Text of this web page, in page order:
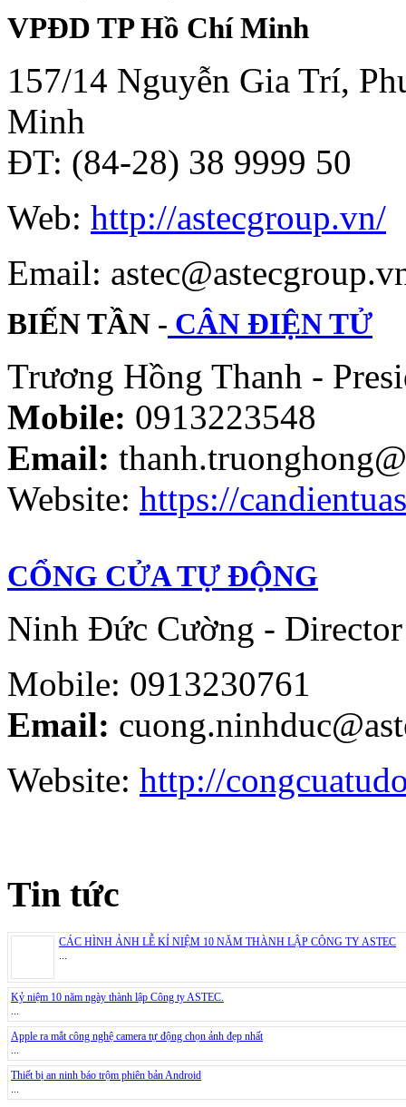
VPĐD TP Hồ Chí Minh
157/14 Nguyễn Gia Trí,
Minh
ĐT: (84-28) 38 9999 50
Web: http://astecgroup.vn/
Email:
BIẾN TẦN - CÂN ĐIỆN TỬ
Trương Hồng Thanh -
Mobile: 0913223548
Email:
Website: https://
CỔNG CỬA TỰ ĐỘNG
Ninh Đức Cường - Director
Mobile: 0913230761
Email:
Website: http://
Tin tức
CÁC HÌNH ẢNH LỄ KỈ NIỆM 10 NĂM THÀNH LẬP CÔNG TY ASTEC
...
Kỷ niệm 10 năm ngày thành lập Công ty ASTEC.
...
Apple ra mắt công nghệ camera tự động chọn ảnh đẹp nhất
...
Thiết bị an ninh báo trộm phiên bản Android
...